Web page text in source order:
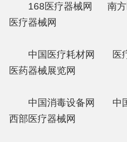
168医疗器械网 南
医疗器械网
中国医疗耗材网 医
医药器械展览网
中国消毒设备网 中
西部医疗器械网